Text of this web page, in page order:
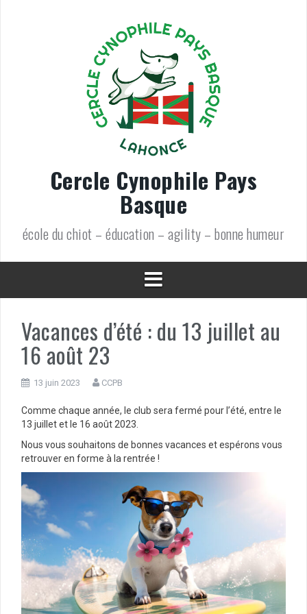
Cercle Cynophile Pays
Basque
école du chiot – éducation – agility – bonne humeur
Vacances d’été : du 13 juillet au
16 août 23
13 juin 2023 CCPB
Comme chaque année, le club sera fermé pour l’été, entre le
13 juillet et le 16 août 2023.
Nous vous souhaitons de bonnes vacances et espérons vous
retrouver en forme à la rentrée !